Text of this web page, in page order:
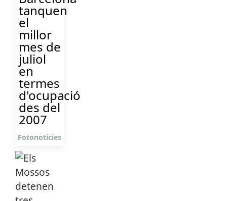
tanquen
el
millor
mes de
juliol
en
termes
d'ocupació
des del
2007
Fotonotícies